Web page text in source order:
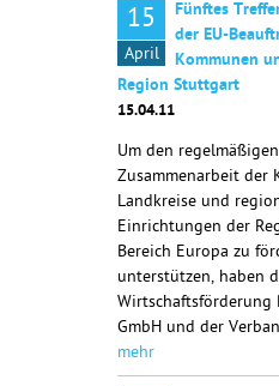
15
April
Fünftes
der EU-
Kommunen
Region Stuttgart
15.04.11
Um den
Zusammenarbeit der
Landkreise und
Einrichtungen der
Bereich Europa zu
unterstützen, haben
Wirtschaftsförderung
GmbH und der
mehr